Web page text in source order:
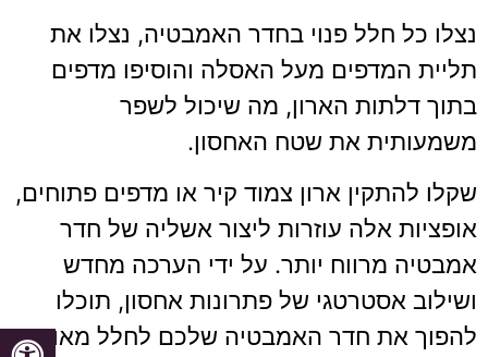
נצלו כל חלל פנוי בחדר האמבטיה, נצלו את
תליית המדפים מעל האסלה והוסיפו מדפים
בתוך דלתות הארון, מה שיכול לשפר
משמעותית את שטח האחסון.
שקלו להתקין ארון צמוד קיר או מדפים פתוחים,
אופציות אלה עוזרות ליצור אשליה של חדר
אמבטיה מרווח יותר. על ידי הערכה מחדש
ושילוב אסטרטגי של פתרונות אחסון, תוכלו
להפוך את חדר האמבטיה שלכם לחלל מאורגן